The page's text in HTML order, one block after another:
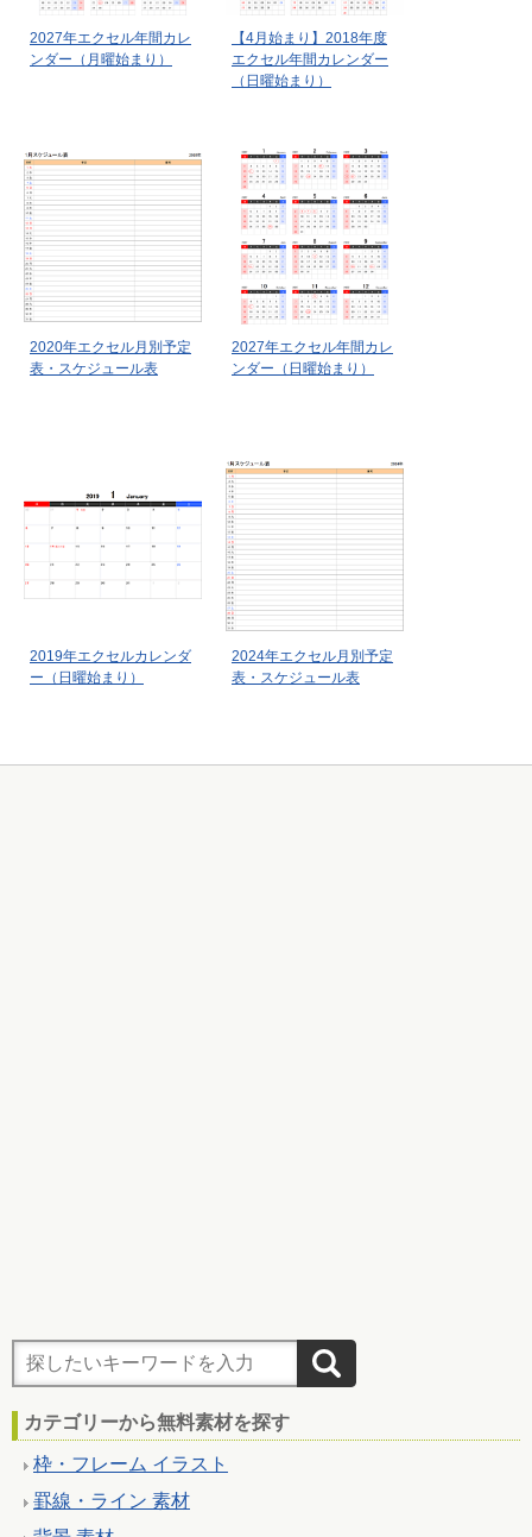
2027年エクセル年間カレ
ンダー（月曜始まり）
【4月始まり】2018年度
エクセル年間カレンダー
（日曜始まり）
2020年エクセル月別予定
表・スケジュール表
2027年エクセル年間カレ
ンダー（日曜始まり）
2019年エクセルカレンダ
ー（日曜始まり）
2024年エクセル月別予定
表・スケジュール表
カテゴリーから無料素材を探す
枠・フレーム イラスト
罫線・ライン 素材